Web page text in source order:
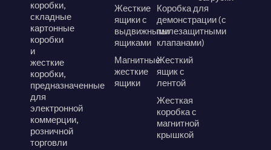
коробки,
складные
картонные
коробки
и
жесткие
коробки,
предназначенные
для
электронной
коммерции,
розничной
торговли
Жесткие
ящики с
выдвижными
ящиками
Магнитные
жесткие
ящики
Коробка для
демонстрации (с
пылезащитными
клапанами)
Жесткий
ящик с
лентой
Жесткая
коробка с
магнитной
крышкой